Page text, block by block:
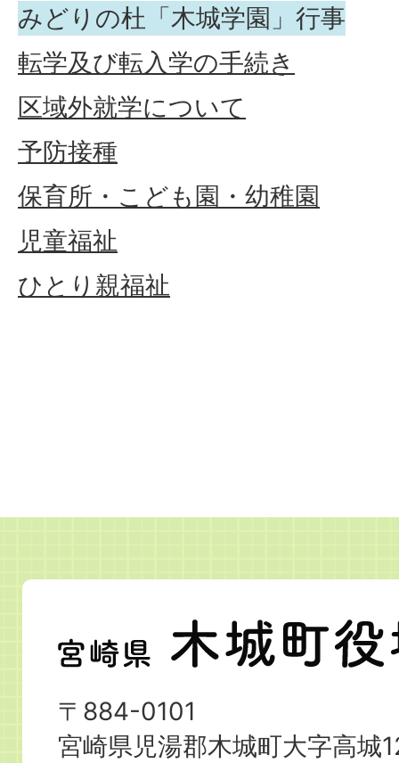
みどりの杜「木城学園」行事
転学及び転入学の手続き
区域外就学について
予防接種
保育所・こども園・幼稚園
児童福祉
ひとり親福祉
宮
崎
県
木
〒884-0101
宮崎県児湯郡木城町大字高城